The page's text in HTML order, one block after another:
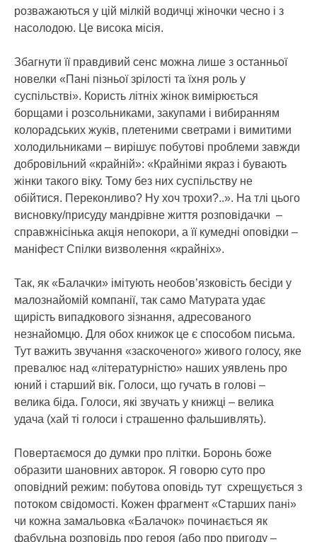
розважаються у цій мілкій водичці жіночки чесно і з
насолодою. Це висока місія.
Збагнути її правдивий сенс можна лише з останньої
новелки «Пані пізньої зрілості та їхня роль у
суспільстві». Користь літніх жінок вимірюється
борщами і розсольниками, закупами і вибиранням
колорадських жуків, плетеними светрами і вимитими
холодильниками – вирішує побутові проблеми завжди
добровільний «крайній»: «Крайніми якраз і бувають
жінки такого віку. Тому без них суспільству не
обійтися. Переконливо? Ну хоч трохи?..». На тлі цього
висновку/присуду мандрівне життя розповідачки –
справжнісінька акція непокори, а її кумедні оповідки –
маніфест Спілки визволення «крайніх».
Так, як «Балачки» імітують необов’язковість бесіди у
малознайомій компанії, так само Матурата удає
щирість випадкового зізнання, адресованого
незнайомцю. Для обох книжок це є способом письма.
Тут важить звучання «заскоченого» живого голосу, яке
превалює над «літературністю» наших уявлень про
юний і старший вік. Голоси, що гучать в голові –
велика біда. Голоси, які звучать у книжці – велика
удача (хай ті голоси і страшенно фальшивлять).
Повертаємося до думки про плітки. Боронь боже
образити шановних авторок. Я говорю суто про
оповідний режим: побутова оповідь тут схрещується з
потоком свідомості. Кожен фрагмент «Старших пані»
чи кожна замальовка «Балачок» починається як
фабульна розповідь про героя (або про пригоду –